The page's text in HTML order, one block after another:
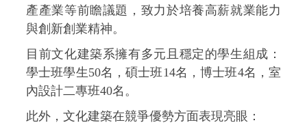
產產業等前瞻議題，致力於培養高薪就業能力
與創新創業精神。
目前文化建築系擁有多元且穩定的學生組成：
學士班學生50名，碩士班14名，博士班4名，室
內設計二專班40名。
此外，文化建築在競爭優勢方面表現亮眼：